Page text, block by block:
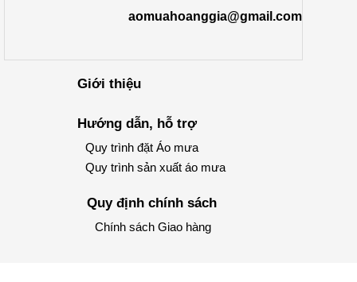
aomuahoanggia@gmail.com
Giới thiệu
Hướng dẫn, hỗ trợ
Quy trình đặt Áo mưa
Quy trình sản xuất áo mưa
Quy định chính sách
Chính sách Giao hàng